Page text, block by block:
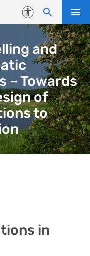
Accessibility
and
– Towards
of
to
in